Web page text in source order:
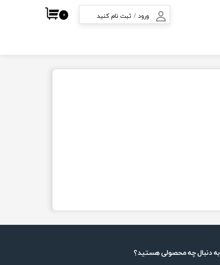
ورود / ثبت نام کنید
سفارشات
۰
به دنبال چه محصولی هستید؟